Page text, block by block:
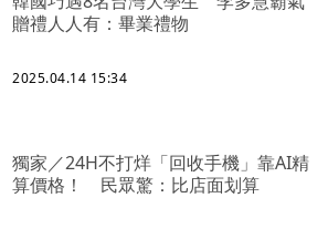
贈禮人人有：畢業禮物
2025.04.14 15:34
獨家／24H不打烊「回收手機」靠AI精
算價格！ 民眾驚：比店面划算